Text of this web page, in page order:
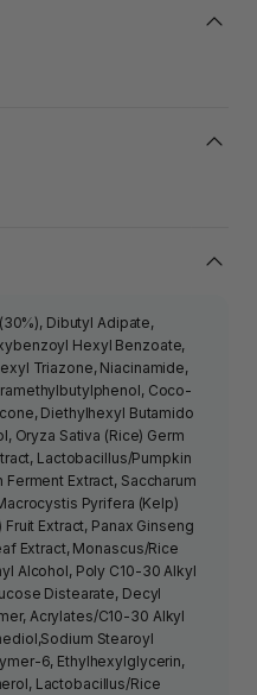
Dibutyl Adipate,
Hexyl Benzoate,
Triazone, Niacinamide,
Coco-
Diethylhexyl Butamido
Oryza Sativa (Rice) Germ
Lactobacillus/Pumpkin
Extract, Saccharum
Pyrifera (Kelp)
Extract, Panax Ginseng
Extract, Monascus/Rice
Alcohol, Poly C10-30 Alkyl
Distearate, Decyl
Acrylates/C10-30 Alkyl
Stearoyl
6, Ethylhexylglycerin,
Lactobacillus/Rice